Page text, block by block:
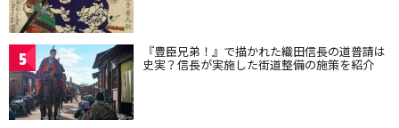
5 『豊臣兄弟！』で描かれた織田信長の道普請は
史実？信長が実施した街道整備の施策を紹介